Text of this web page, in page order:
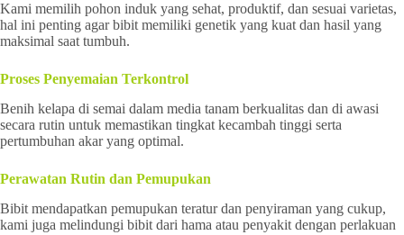
Kami memilih pohon induk yang sehat, produktif, dan sesuai varietas,
hal ini penting agar bibit memiliki genetik yang kuat dan hasil yang
maksimal saat tumbuh.
Proses Penyemaian Terkontrol
Benih kelapa di semai dalam media tanam berkualitas dan di awasi
secara rutin untuk memastikan tingkat kecambah tinggi serta
pertumbuhan akar yang optimal.
Perawatan Rutin dan Pemupukan
Bibit mendapatkan pemupukan teratur dan penyiraman yang cukup,
kami juga melindungi bibit dari hama atau penyakit dengan perlakuan